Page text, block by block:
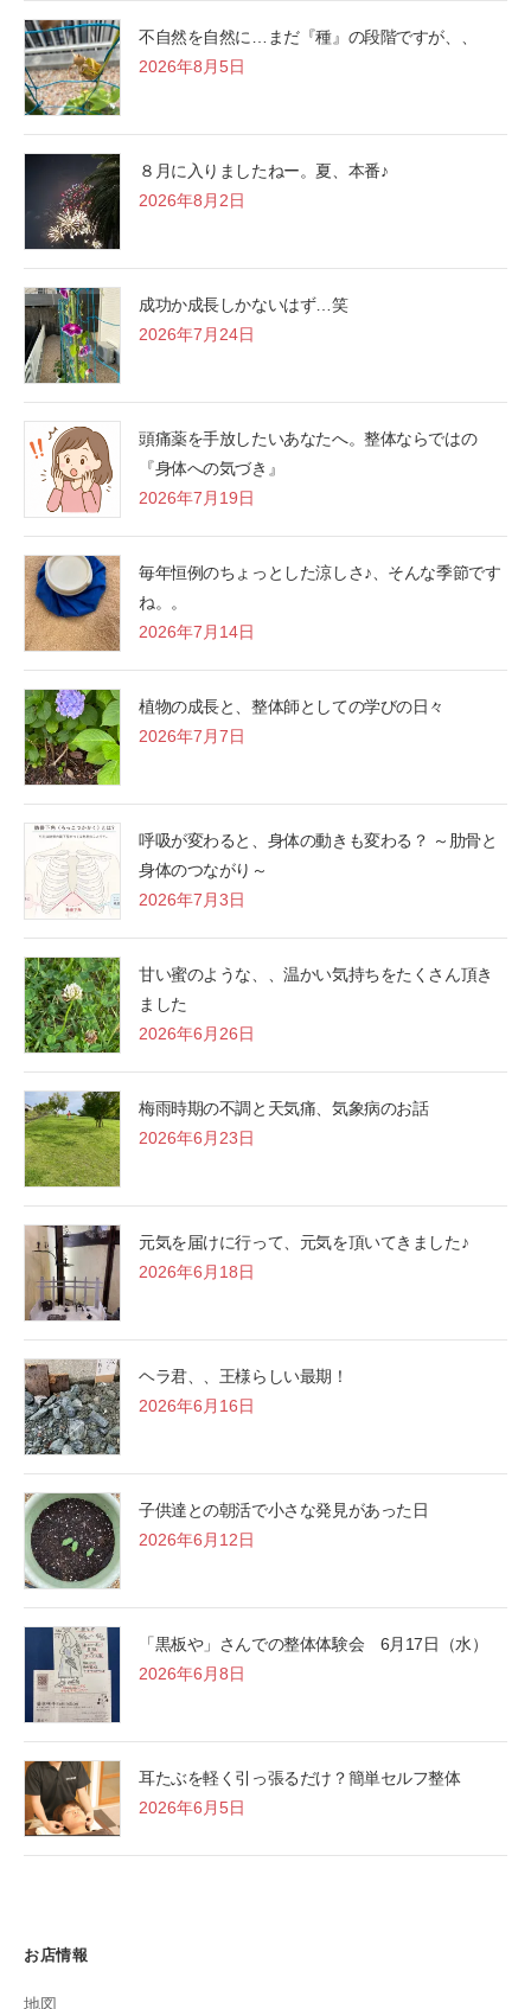
不自然を自然に…まだ『種』の段階ですが、、
2026年8月5日
８月に入りましたねー。夏、本番♪
2026年8月2日
成功か成長しかないはず…笑
2026年7月24日
頭痛薬を手放したいあなたへ。整体ならではの
『身体への気づき』
2026年7月19日
毎年恒例のちょっとした涼しさ♪、そんな季節です
ね。。
2026年7月14日
植物の成長と、整体師としての学びの日々
2026年7月7日
呼吸が変わると、身体の動きも変わる？ ～肋骨と
身体のつながり～
2026年7月3日
甘い蜜のような、、温かい気持ちをたくさん頂き
ました
2026年6月26日
梅雨時期の不調と天気痛、気象病のお話
2026年6月23日
元気を届けに行って、元気を頂いてきました♪
2026年6月18日
ヘラ君、、王様らしい最期！
2026年6月16日
子供達との朝活で小さな発見があった日
2026年6月12日
「黒板や」さんでの整体体験会 6月17日（水）
2026年6月8日
耳たぶを軽く引っ張るだけ？簡単セルフ整体
2026年6月5日
お店情報
地図